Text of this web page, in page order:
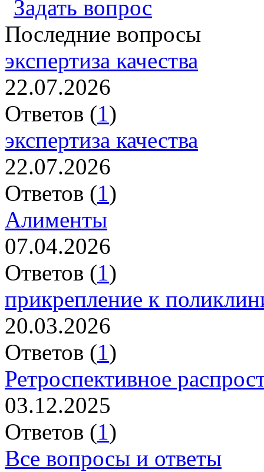
Задать вопрос
Последние вопросы
экспертиза качества
22.07.2026
Ответов (1)
экспертиза качества
22.07.2026
Ответов (1)
Алименты
07.04.2026
Ответов (1)
прикрепление к
20.03.2026
Ответов (1)
Ретроспективное
03.12.2025
Ответов (1)
Все вопросы и ответы